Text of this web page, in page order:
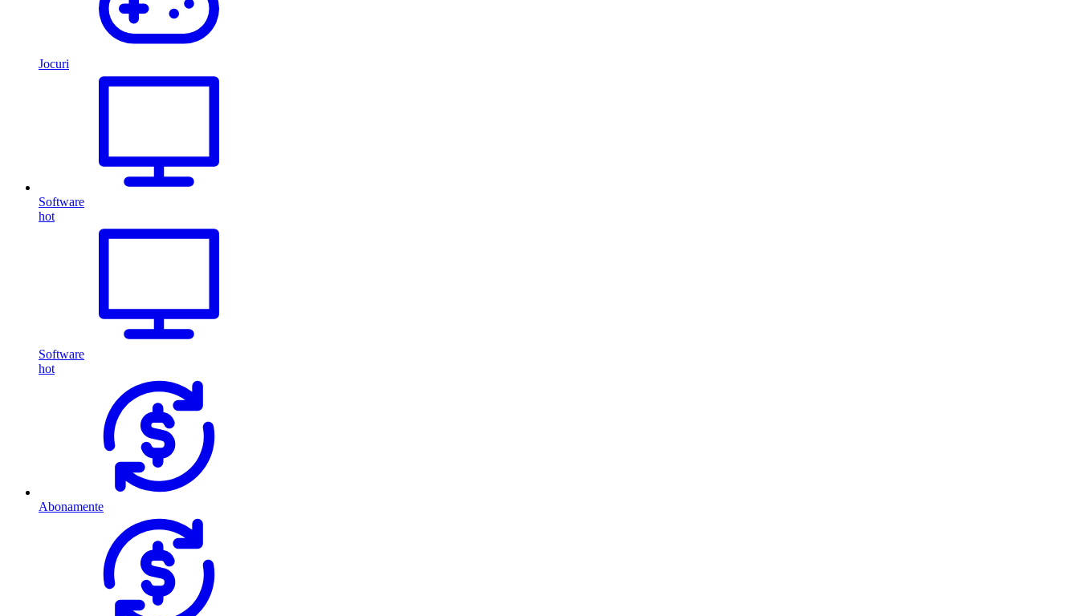
Jocuri
Software
hot
Software
hot
Abonamente